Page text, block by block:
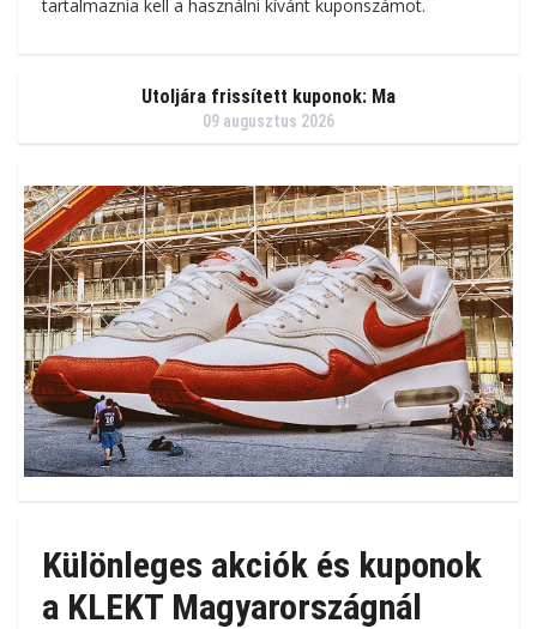
tartalmaznia kell a használni kívánt kuponszámot.
Utoljára frissített kuponok: Ma
09 augusztus 2026
Különleges akciók és kuponok
a KLEKT Magyarországnál